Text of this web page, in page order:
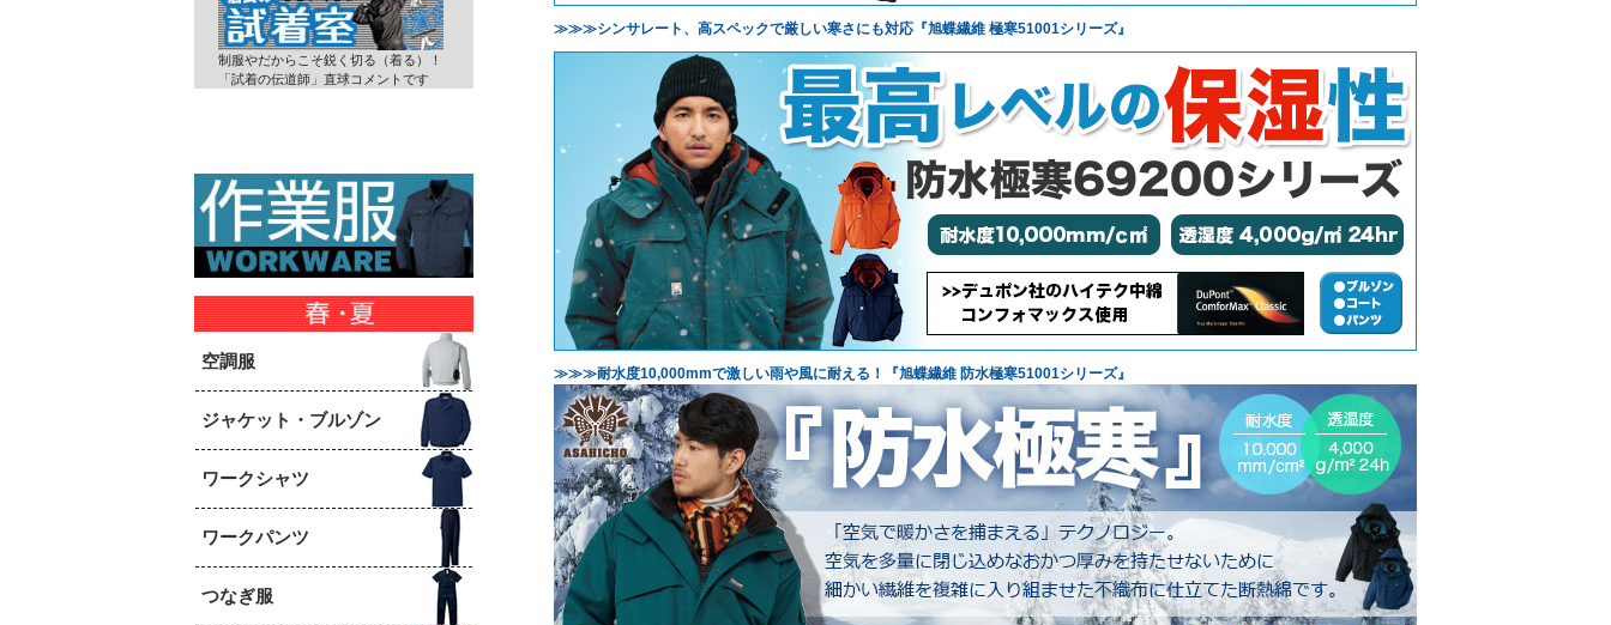
制服やだからこそ鋭く切る（着る）！
「試着の伝道師」直球コメントです
空調服
ジャケット・ブルゾン
ワークシャツ
ワークパンツ
つなぎ服
≫≫≫シンサレート、高スペックで厳しい寒さにも対応『旭蝶繊維 極寒51001シリーズ』
≫≫≫耐水度10,000mmで激しい雨や風に耐える！『旭蝶繊維 防水極寒51001シリーズ』